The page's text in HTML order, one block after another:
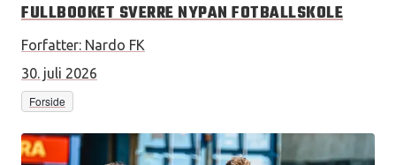
FULLBOOKET SVERRE NYPAN FOTBALLSKOLE
Forfatter: Nardo FK
30. juli 2026
Forside